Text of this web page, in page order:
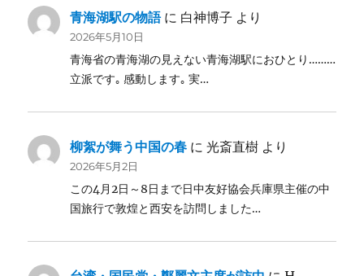
青海湖駅の物語に 白神博子 より
2026年5月10日
青海省の青海湖の見えない青海湖駅におひとり………
立派です｡ 感動します｡ 実…
柳絮が舞う中国の春 に光斎直樹 より
2026年5月2日
この4月2日～8日まで日中友好協会兵庫県主催の中
国旅行で敦煌と西安を訪問しました…